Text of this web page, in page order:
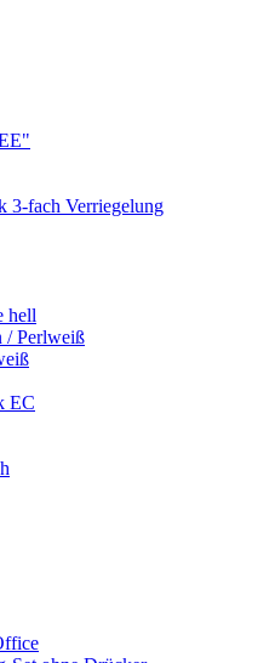
3-fach Verriegelung
hell
/ Perlweiß
EC